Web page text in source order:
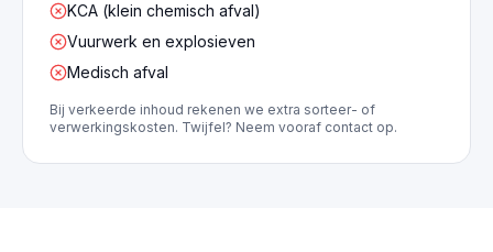
KCA (klein chemisch afval)
Vuurwerk en explosieven
Medisch afval
Bij verkeerde inhoud rekenen we extra sorteer- of
verwerkingskosten. Twijfel? Neem vooraf contact op.